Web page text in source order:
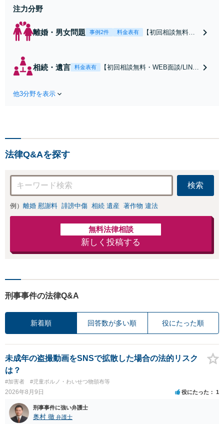
注力分野
離婚・男女問題 事例2件 料金表有
【初回相談無料・
倫の早期解決】
相続・遺言 料金表有
【初回相談無料・WEB面談/LINE
【地域密着】
他3分野を表示
法律Q&Aを探す
検索
例） 離婚 慰謝料 誹謗中傷 相続 遺産 著作物 違法
無料法律相談
新しく投稿する
刑事事件の法律Q&A
新着順 回答数が多い順 役にたった順
未成年の盗撮動画をSNSで拡散した場合の法的リスク
は？
#加害者 #児童ポルノ・わいせつ物頒布等
2026年8月9日 役にたった 1
刑事事件に強い弁護士
奥村 徹 弁護士